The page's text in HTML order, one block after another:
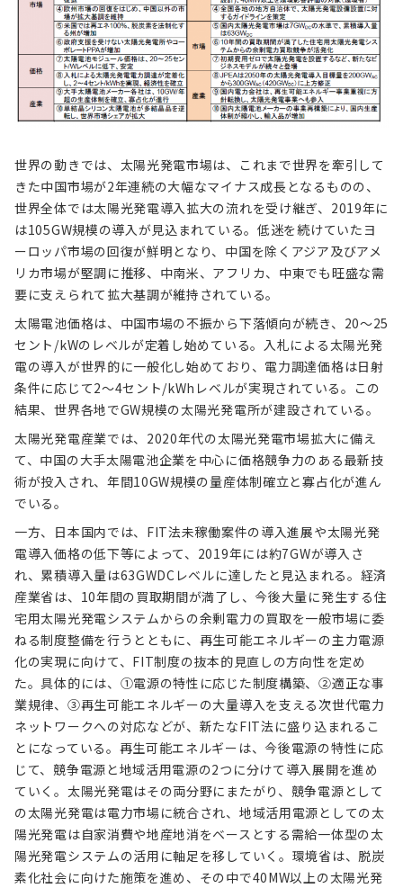
世界の動きでは、太陽光発電市場は、これまで世界を牽引して
きた中国市場が2年連続の大幅なマイナス成長となるものの、
世界全体では太陽光発電導入拡大の流れを受け継ぎ、2019年に
は105GW規模の導入が見込まれている。低迷を続けていたヨ
ーロッパ市場の回復が鮮明となり、中国を除くアジア及びアメ
リカ市場が堅調に推移、中南米、アフリカ、中東でも旺盛な需
要に支えられて拡大基調が維持されている。
太陽電池価格は、中国市場の不振から下落傾向が続き、20～25
セント/kWのレベルが定着し始めている。入札による太陽光発
電の導入が世界的に一般化し始めており、電力調達価格は日射
条件に応じて2～4セント/kWhレベルが実現されている。この
結果、世界各地でGW規模の太陽光発電所が建設されている。
太陽光発電産業では、2020年代の太陽光発電市場拡大に備え
て、中国の大手太陽電池企業を中心に価格競争力のある最新技
術が投入され、年間10GW規模の量産体制確立と寡占化が進ん
でいる。
一方、日本国内では、FIT法未稼働案件の導入進展や太陽光発
電導入価格の低下等によって、2019年には約7GWが導入さ
れ、累積導入量は63GWDCレベルに達したと見込まれる。経済
産業省は、10年間の買取期間が満了し、今後大量に発生する住
宅用太陽光発電システムからの余剰電力の買取を一般市場に委
ねる制度整備を行うとともに、再生可能エネルギーの主力電源
化の実現に向けて、FIT制度の抜本的見直しの方向性を定め
た。具体的には、①電源の特性に応じた制度構築、②適正な事
業規律、③再生可能エネルギーの大量導入を支える次世代電力
ネットワークへの対応などが、新たなFIT法に盛り込まれるこ
とになっている。再生可能エネルギーは、今後電源の特性に応
じて、競争電源と地域活用電源の2つに分けて導入展開を進め
ていく。太陽光発電はその両分野にまたがり、競争電源として
の太陽光発電は電力市場に統合され、地域活用電源としての太
陽光発電は自家消費や地産地消をベースとする需給一体型の太
陽光発電システムの活用に軸足を移していく。環境省は、脱炭
素化社会に向けた施策を進め、その中で40MW以上の太陽光発